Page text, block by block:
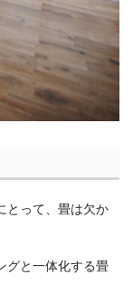
とって、畳は欠か
グと一体化する畳